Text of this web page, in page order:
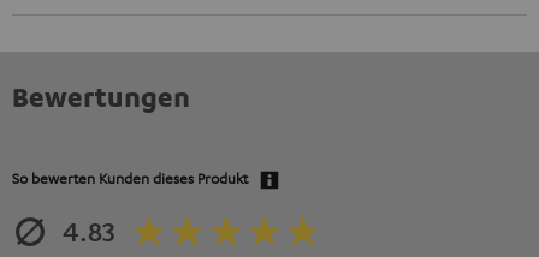
Bewertungen
So bewerten Kunden dieses Produkt
4.83